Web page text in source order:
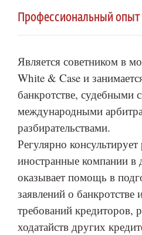
Профессиональный опыт
Является советником в
White & Case и
банкротстве, судебными
международными
разбирательствами.
Регулярно
иностранные компании в
оказывает помощь в
заявлений о банкротстве
требований кредиторов,
ходатайств других